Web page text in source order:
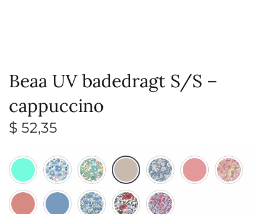
Beaa UV badedragt S/S –
cappuccino
$ 52,35